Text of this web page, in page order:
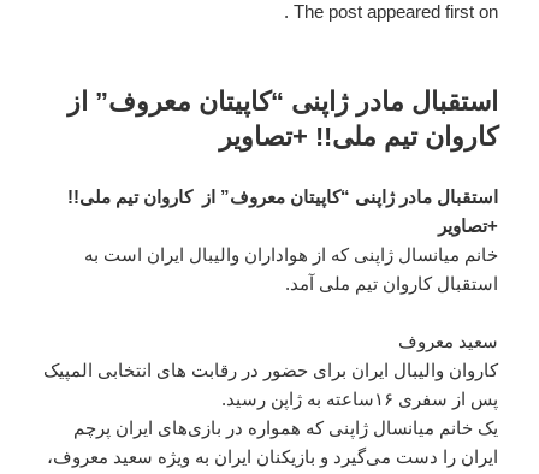
The post appeared first on .
استقبال مادر ژاپنی “کاپیتان معروف” از
کاروان تیم ملی!! +تصاویر
استقبال مادر ژاپنی “کاپیتان معروف” از کاروان تیم ملی!!
+تصاویر
خانم میانسال ژاپنی که از هواداران والیبال ایران است به
استقبال کاروان تیم ملی آمد.
سعید معروف
کاروان والیبال ایران برای حضور در رقابت های انتخابی المپیک
پس از سفری ۱۶ساعته به ژاپن رسید.
یک خانم میانسال ژاپنی که همواره در بازی‌های ایران پرچم
ایران را دست می‌گیرد و بازیکنان ایران به ویژه سعید معروف،